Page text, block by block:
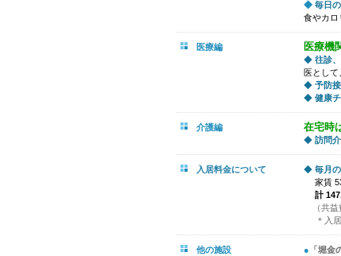
◆ 毎日
食やカロ
医療編 医療機
◆ 往診
医として
◆ 予防
◆ 健康
介護編 在宅時
◆ 訪問
入居料金について ◆ 毎月
家賃
計
（共益
＊入
他の施設 ● 「堀金